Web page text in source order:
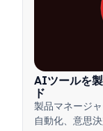
AIツールを
ド
製品マネージ
自動化、意思